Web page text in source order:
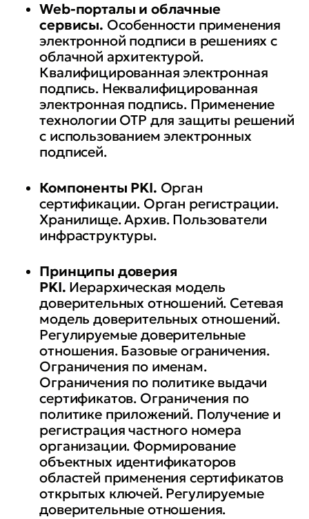
Web-порталы и облачные
сервисы. Особенности применения
электронной подписи в решениях с
облачной архитектурой.
Квалифицированная электронная
подпись. Неквалифицированная
электронная подпись. Применение
технологии OTP для защиты решений
с использованием электронных
подписей.
Компоненты PKI. Орган
сертификации. Орган регистрации.
Хранилище. Архив. Пользователи
инфраструктуры.
Принципы доверия
PKI. Иерархическая модель
доверительных отношений. Сетевая
модель доверительных отношений.
Регулируемые доверительные
отношения. Базовые ограничения.
Ограничения по именам.
Ограничения по политике выдачи
сертификатов. Ограничения по
политике приложений. Получение и
регистрация частного номера
организации. Формирование
объектных идентификаторов
областей применения сертификатов
открытых ключей. Регулируемые
доверительные отношения.